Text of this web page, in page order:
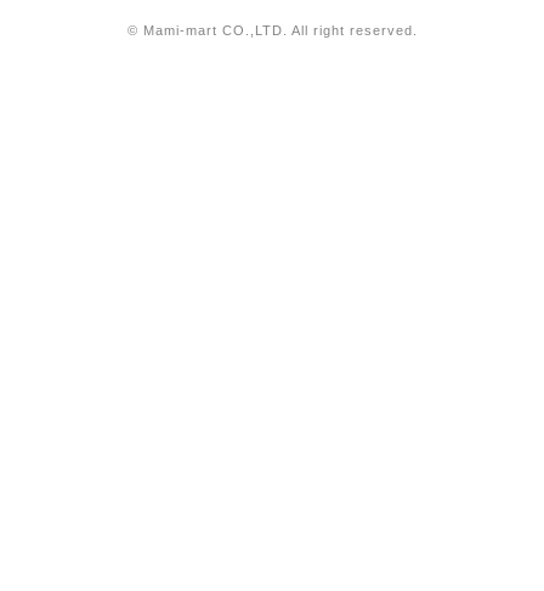
© Mami-mart CO.,LTD. All right reserved.